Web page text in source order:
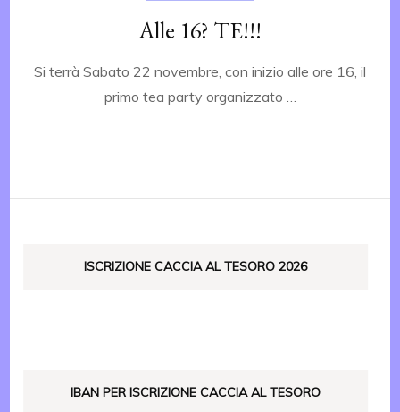
Alle 16? TE!!!
Si terrà Sabato 22 novembre, con inizio alle ore 16, il
primo tea party organizzato …
ISCRIZIONE CACCIA AL TESORO 2026
IBAN PER ISCRIZIONE CACCIA AL TESORO